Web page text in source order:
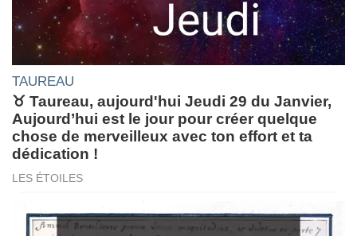
TAUREAU
♉ Taureau, aujourd'hui Jeudi 29 du Janvier,
Aujourd’hui est le jour pour créer quelque
chose de merveilleux avec ton effort et ta
dédication !
LES ÉTOILES